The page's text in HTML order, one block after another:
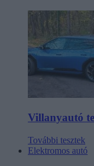
Villanyautó
További tesztek
Elektromos autó